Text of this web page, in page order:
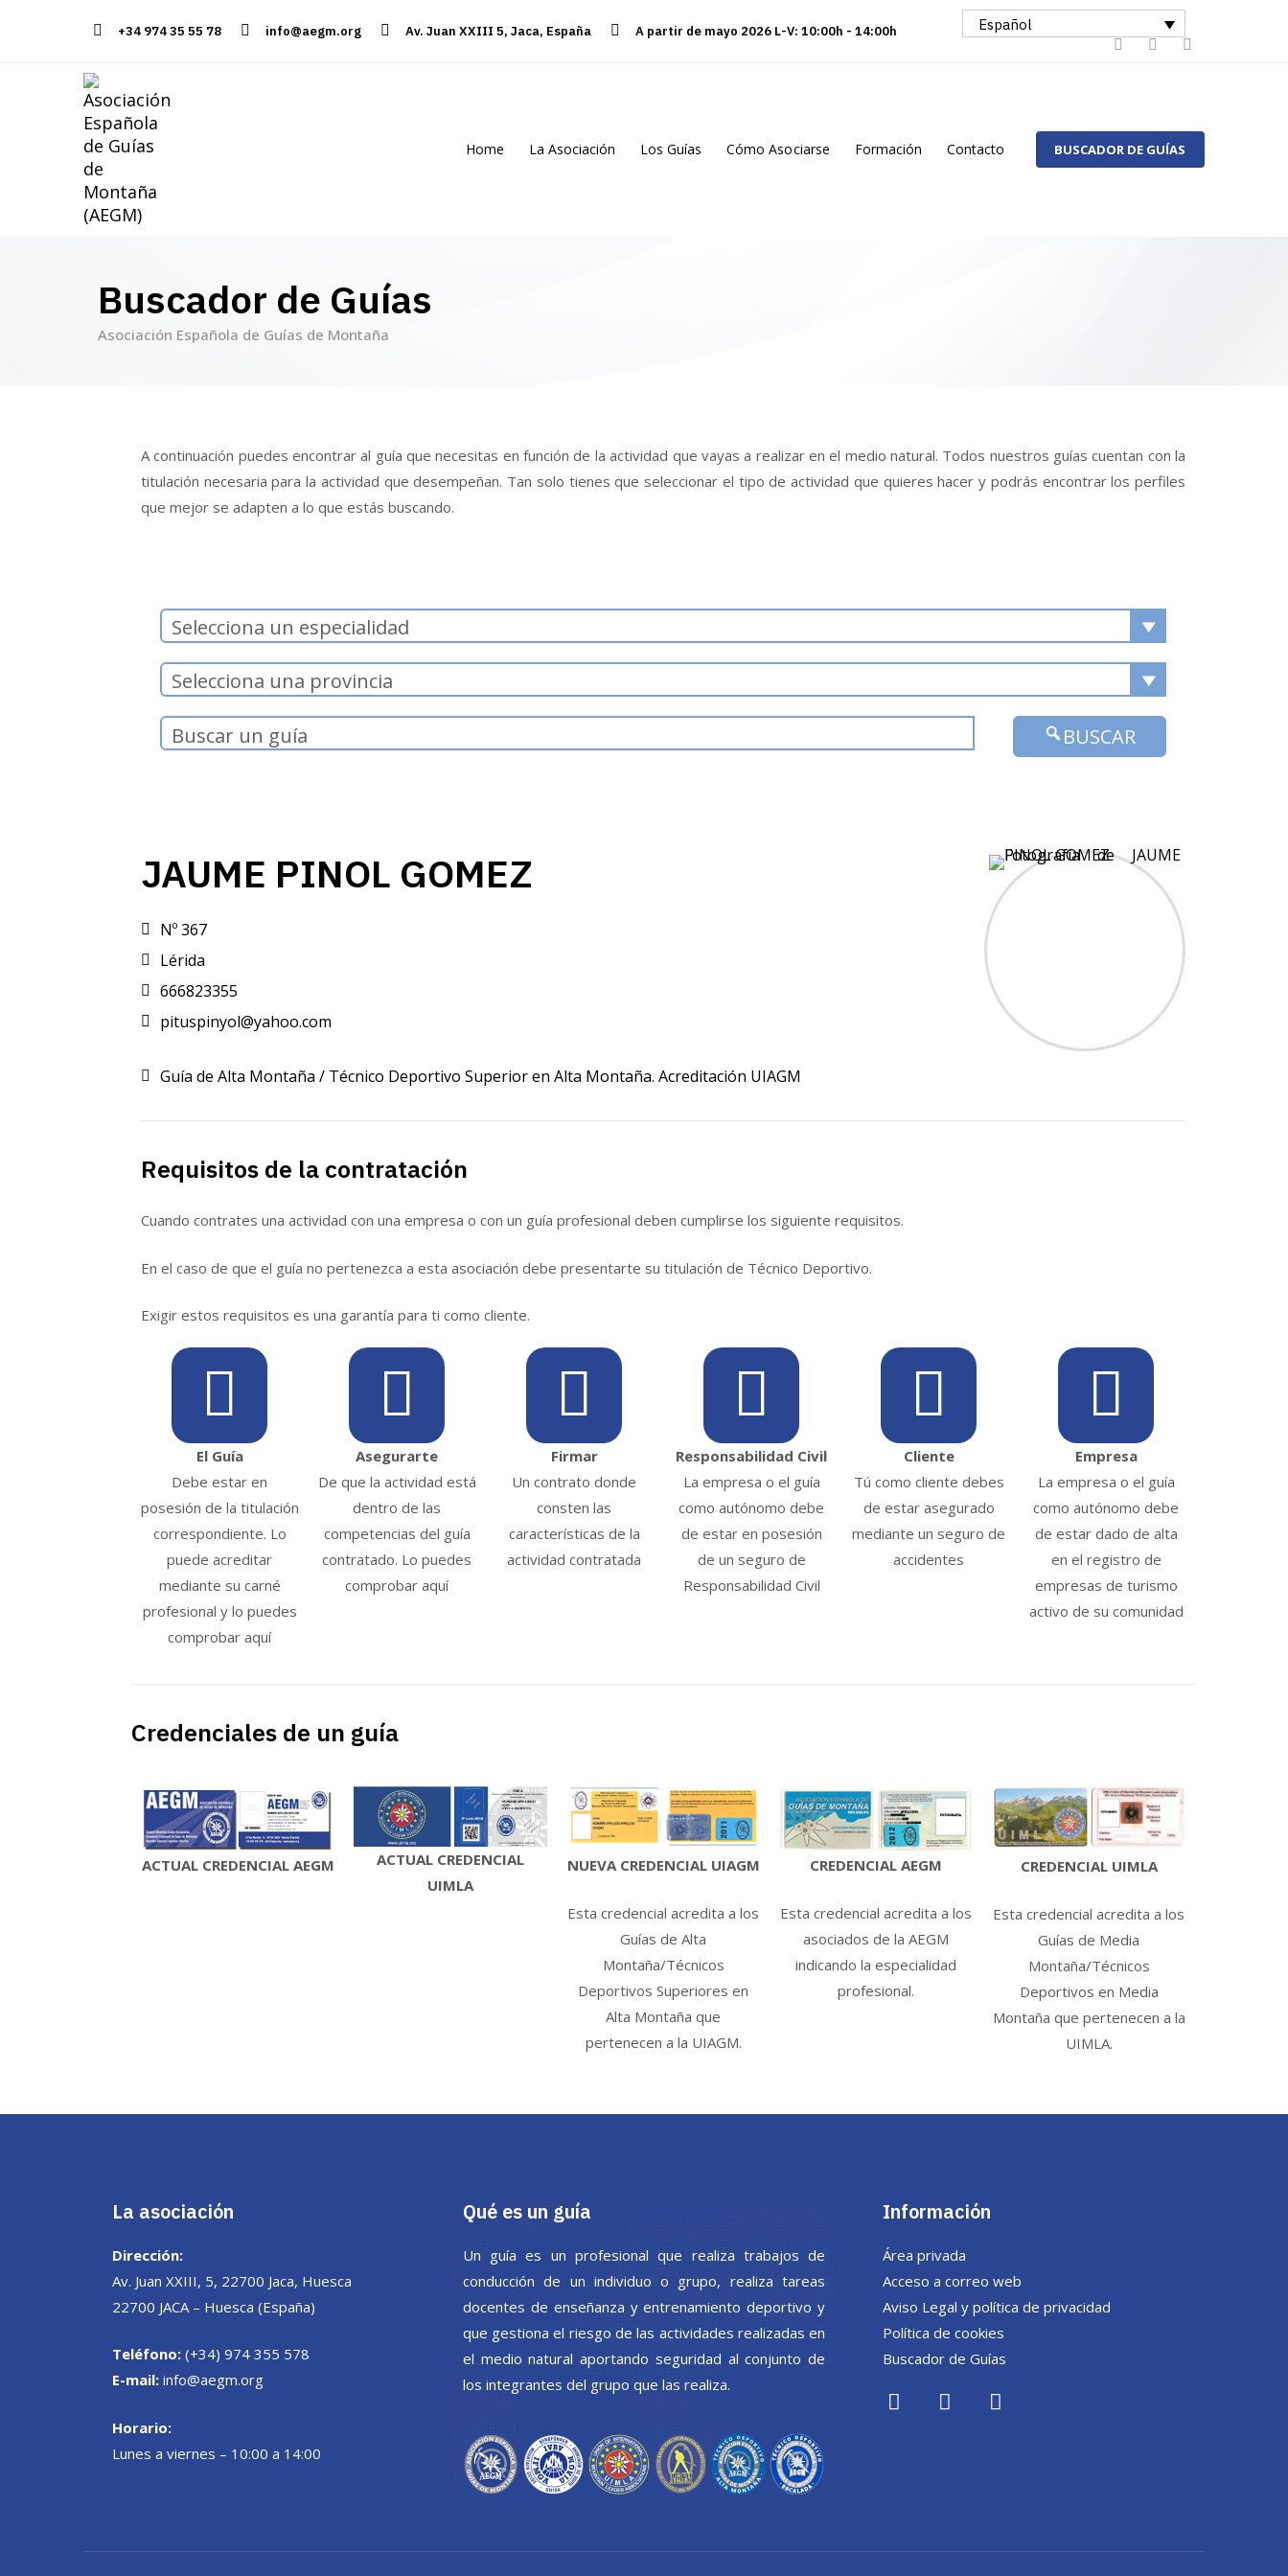
+34 974 35 55 78 info@aegm.org Av. Juan XXIII 5, Jaca, España A partir de mayo 2026 L-V: 10:00h - 14:00h Español
Home La Asociación Los Guías Cómo Asociarse Formación Contacto BUSCADOR DE GUÍAS
Buscador de Guías
Asociación Española de Guías de Montaña
A continuación puedes encontrar al guía que necesitas en función de la actividad que vayas a realizar en el medio natural. Todos nuestros guías cuentan con la
titulación necesaria para la actividad que desempeñan. Tan solo tienes que seleccionar el tipo de actividad que quieres hacer y podrás encontrar los perfiles
que mejor se adapten a lo que estás buscando.
Selecciona un especialidad
Selecciona una provincia
BUSCAR
JAUME PINOL GOMEZ
Nº 367
Lérida
666823355
pituspinyol@yahoo.com
Guía de Alta Montaña / Técnico Deportivo Superior en Alta Montaña. Acreditación UIAGM
Requisitos de la contratación
Cuando contrates una actividad con una empresa o con un guía profesional deben cumplirse los siguiente requisitos.
En el caso de que el guía no pertenezca a esta asociación debe presentarte su titulación de Técnico Deportivo.
Exigir estos requisitos es una garantía para ti como cliente.
El Guía
Debe estar en
posesión de la titulación
correspondiente. Lo
puede acreditar
mediante su carné
profesional y lo puedes
comprobar aquí
Asegurarte
De que la actividad está
dentro de las
competencias del guía
contratado. Lo puedes
comprobar aquí
Firmar
Un contrato donde
consten las
características de la
actividad contratada
Responsabilidad Civil
La empresa o el guía
como autónomo debe
de estar en posesión
de un seguro de
Responsabilidad Civil
Cliente
Tú como cliente debes
de estar asegurado
mediante un seguro de
accidentes
Empresa
La empresa o el guía
como autónomo debe
de estar dado de alta
en el registro de
empresas de turismo
activo de su comunidad
Credenciales de un guía
ACTUAL CREDENCIAL AEGM
ACTUAL CREDENCIAL
UIMLA
NUEVA CREDENCIAL UIAGM
Esta credencial acredita a los
Guías de Alta
Montaña/Técnicos
Deportivos Superiores en
Alta Montaña que
pertenecen a la UIAGM.
CREDENCIAL AEGM
Esta credencial acredita a los
asociados de la AEGM
indicando la especialidad
profesional.
CREDENCIAL UIMLA
Esta credencial acredita a los
Guías de Media
Montaña/Técnicos
Deportivos en Media
Montaña que pertenecen a la
UIMLA.
La asociación
Dirección:
Av. Juan XXIII, 5, 22700 Jaca, Huesca
22700 JACA – Huesca (España)
Teléfono: (+34) 974 355 578
E-mail: info@aegm.org
Horario:
Lunes a viernes – 10:00 a 14:00
Qué es un guía
Un guía es un profesional que realiza trabajos de
conducción de un individuo o grupo, realiza tareas
docentes de enseñanza y entrenamiento deportivo y
que gestiona el riesgo de las actividades realizadas en
el medio natural aportando seguridad al conjunto de
los integrantes del grupo que las realiza.
Información
Área privada
Acceso a correo web
Aviso Legal y política de privacidad
Política de cookies
Buscador de Guías